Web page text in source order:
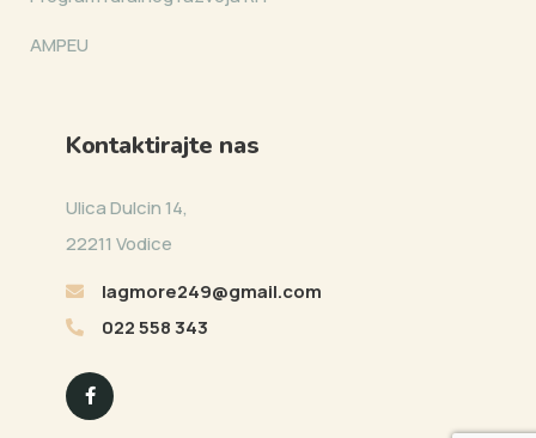
AMPEU
Kontaktirajte nas
Ulica Dulcin 14,
22211 Vodice
lagmore249@gmail.com
022 558 343